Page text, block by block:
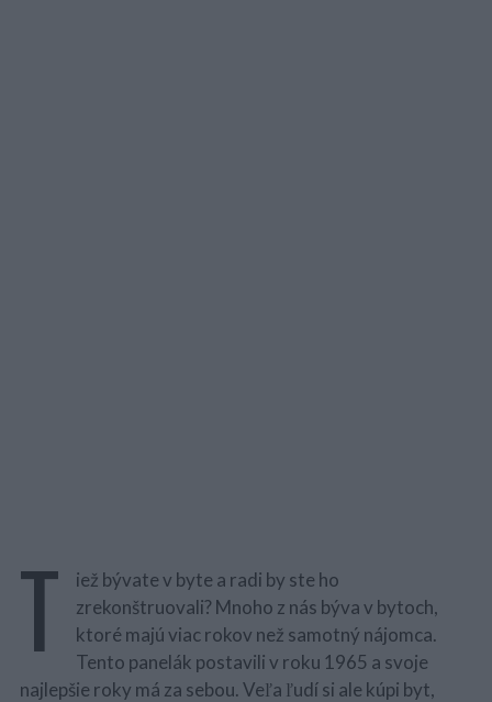
T
iež bývate v byte a radi by ste ho
zrekonštruovali? Mnoho z nás býva v bytoch,
ktoré majú viac rokov než samotný nájomca.
Tento panelák postavili v roku 1965 a svoje
najlepšie roky má za sebou. Veľa ľudí si ale kúpi byt,